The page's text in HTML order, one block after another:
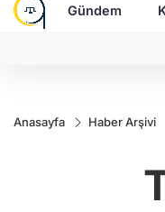
Gündem
Anasayfa Haber Arşivi